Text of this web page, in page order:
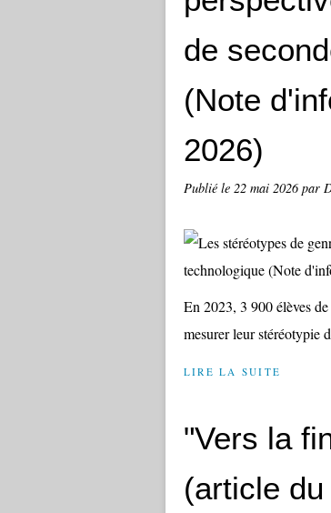
de
(Note
2026)
Publié le 22 mai 2026par
En 2023, 3 900 élèves
mesurer leur stéréotypie
LIRE LA SUITE
"Vers la
(article